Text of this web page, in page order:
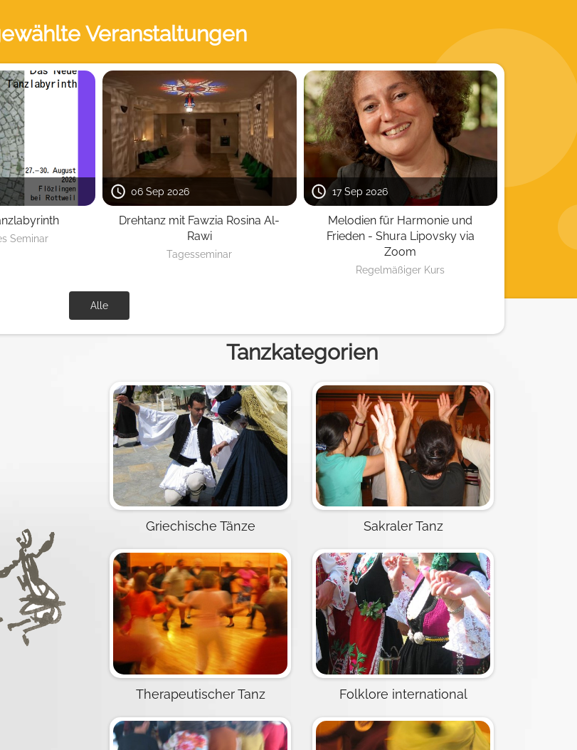
Veranstaltungen
Seminar
06 Sep 2026
Drehtanz mit Fawzia Rosina Al-
Rawi
Tagesseminar
17 Sep 2026
Melodien für Harmonie und
Frieden - Shura Lipovsky via
Zoom
Regelmäßiger Kurs
Alle
Tanzkategorien
Griechische Tänze Sakraler Tanz
Therapeutischer Tanz Folklore international